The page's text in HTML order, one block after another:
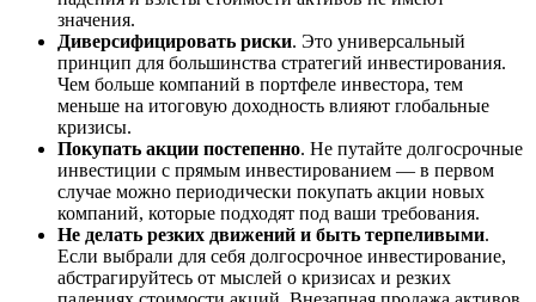
значения.
Диверсифицировать риски. Это универсальный
принцип для большинства стратегий инвестирования.
Чем больше компаний в портфеле инвестора, тем
меньше на итоговую доходность влияют глобальные
кризисы.
Покупать акции постепенно. Не путайте долгосрочные
инвестиции с прямым инвестированием — в первом
случае можно периодически покупать акции новых
компаний, которые подходят под ваши требования.
Не делать резких движений и быть терпеливыми.
Если выбрали для себя долгосрочное инвестирование,
абстрагируйтесь от мыслей о кризисах и резких